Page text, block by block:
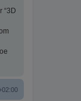
“3D